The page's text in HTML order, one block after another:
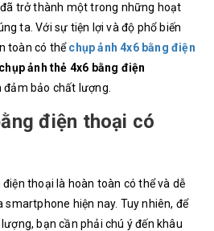
trở thành một trong những hoạt
ta. Với sự tiện lợi và độ phổ biến
toàn có thể chụp ảnh 4x6 bằng điện
ảnh thẻ 4x6 bằng điện
bảo chất lượng.
điện thoại có
thoại​ là hoàn toàn có thể và dễ
smartphone hiện nay. Tuy nhiên, để
bạn cần phải chú ý đến khâu